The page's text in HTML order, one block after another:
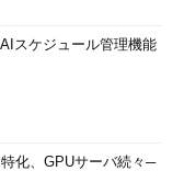
スケジュール管理機能
化、GPUサーバ続々─